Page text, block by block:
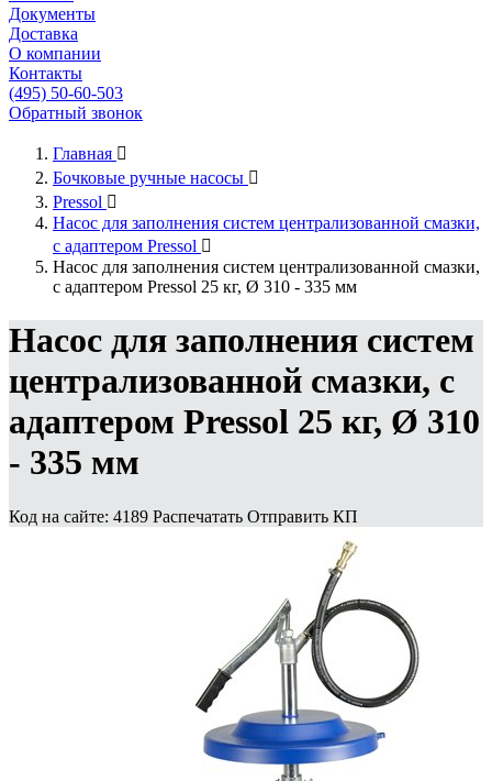
Документы
Доставка
О компании
Контакты
(495) 50-60-503
Обратный звонок
Главная 
Бочковые ручные насосы 
Pressol 
Насос для заполнения систем централизованной смазки,
с адаптером Pressol 
Насос для заполнения систем централизованной смазки,
с адаптером Pressol 25 кг, Ø 310 - 335 мм
Насос для заполнения систем
централизованной смазки, с
адаптером Pressol 25 кг, Ø 310
- 335 мм
Код на сайте: 4189 Распечатать Отправить КП